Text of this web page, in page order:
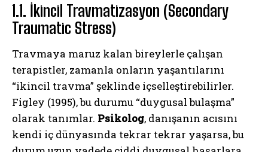
1.1. İkincil Travmatizasyon (Secondary
Traumatic Stress)
Travmaya maruz kalan bireylerle çalışan
terapistler, zamanla onların yaşantılarını
“ikincil travma” şeklinde içselleştirebilirler.
Figley (1995), bu durumu “duygusal bulaşma”
olarak tanımlar. Psikolog, danışanın acısını
kendi iç dünyasında tekrar tekrar yaşarsa, bu